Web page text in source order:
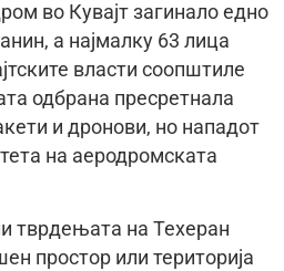
во Кувајт загинало едно
а најмалку 63 лица
власти соопштиле
одбрана пресретнала
и дронови, но нападот
на аеродромската
тврдењата на Техеран
простор или територија